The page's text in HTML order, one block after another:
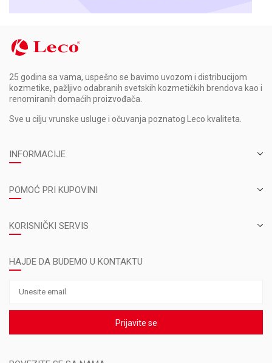
25 godina sa vama, uspešno se bavimo uvozom i distribucijom
kozmetike, pažljivo odabranih svetskih kozmetičkih brendova kao i
renomiranih domaćih proizvođača.
Sve u cilju vrunske usluge i očuvanja poznatog Leco kvaliteta.
INFORMACIJE
POMOĆ PRI KUPOVINI
KORISNIČKI SERVIS
HAJDE DA BUDEMO U KONTAKTU
Prijavite se